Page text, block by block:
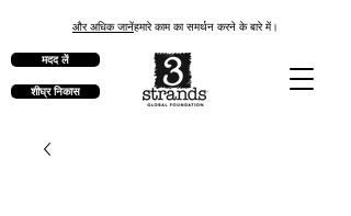
और अधिक जानेंहमारे काम का समर्थन करने के बारे में।
मदद लें
शीघ्र निकास